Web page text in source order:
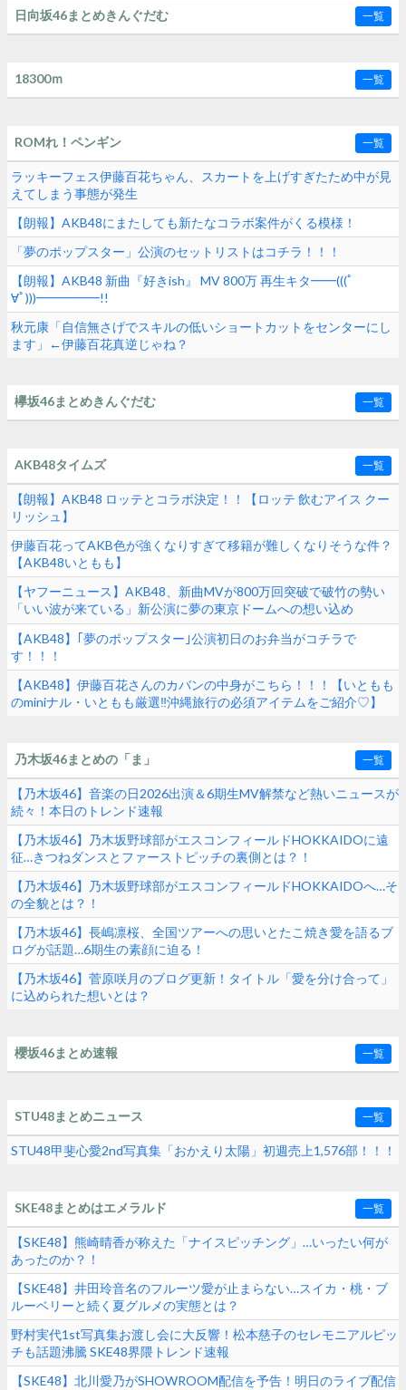
日向坂46まとめきんぐだむ 一覧
18300ｍ 一覧
ROMれ！ペンギン 一覧
ラッキーフェス伊藤百花ちゃん、スカートを上げすぎたため中が見
えてしまう事態が発生
【朗報】AKB48にまたしても新たなコラボ案件がくる模様！
「夢のポップスター」公演のセットリストはコチラ！！！
【朗報】AKB48 新曲『好きish』 MV 800万 再生キタ━━(((ﾟ
∀ﾟ)))━━━━━!!
秋元康「自信無さげでスキルの低いショートカットをセンターにし
ます」←伊藤百花真逆じゃね？
欅坂46まとめきんぐだむ 一覧
AKB48タイムズ 一覧
【朗報】AKB48 ロッテとコラボ決定！！【ロッテ 飲むアイス クー
リッシュ】
伊藤百花ってAKB色が強くなりすぎて移籍が難しくなりそうな件？
【AKB48いともも】
【ヤフーニュース】AKB48、新曲MVが800万回突破で破竹の勢い
「いい波が来ている」新公演に夢の東京ドームへの想い込め
る！！！
【AKB48】｢夢のポップスター｣公演初日のお弁当がコチラで
す！！！
【AKB48】伊藤百花さんのカバンの中身がこちら！！！【いともも
のminiナル・いともも厳選‼︎沖縄旅行の必須アイテムをご紹介♡】
乃木坂46まとめの「ま」 一覧
【乃木坂46】音楽の日2026出演＆6期生MV解禁など熱いニュースが
続々！本日のトレンド速報
【乃木坂46】乃木坂野球部がエスコンフィールドHOKKAIDOに遠
征…きつねダンスとファーストピッチの裏側とは？！
【乃木坂46】乃木坂野球部がエスコンフィールドHOKKAIDOへ…そ
の全貌とは？！
【乃木坂46】長嶋凛桜、全国ツアーへの思いとたこ焼き愛を語るブ
ログが話題…6期生の素顔に迫る！
【乃木坂46】菅原咲月のブログ更新！タイトル「愛を分け合って」
に込められた想いとは？
櫻坂46まとめ速報 一覧
STU48まとめニュース 一覧
STU48甲斐心愛2nd写真集「おかえり太陽」初週売上1,576部！！！
SKE48まとめはエメラルド 一覧
【SKE48】熊崎晴香が称えた「ナイスピッチング」…いったい何が
あったのか？！
【SKE48】井田玲音名のフルーツ愛が止まらない…スイカ・桃・ブ
ルーベリーと続く夏グルメの実態とは？
野村実代1st写真集お渡し会に大反響！松本慈子のセレモニアルピッ
チも話題沸騰 SKE48界隈トレンド速報
【SKE48】北川愛乃がSHOWROOM配信を予告！明日のライブ配信